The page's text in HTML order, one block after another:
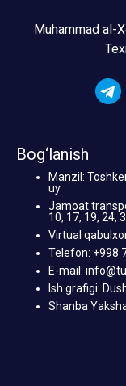
Muhammad al-
Bog‘lanish
Manzil:
uy
Jamoat
10, 17, 19, 24,
Virtual
Telefon: +998
E-mail:
Ish grafigi:
Shanba